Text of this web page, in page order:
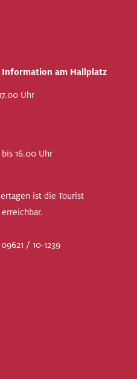
am Hallplatz
Uhr
16.00 Uhr
ist die Tourist
/ 10-1239